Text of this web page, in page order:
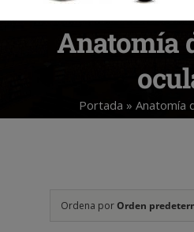
Anatomía
Portada » Anatomía
Ordena porOrden